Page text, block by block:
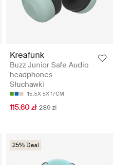
Kreafunk
Buzz Junior Safe Audio
headphones -
Słuchawki
15.5X 5X 17CM
115.60 zł 289 zł
25% Deal